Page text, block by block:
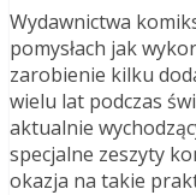
Wydawnictwa
pomysłach jak
zarobienie kilku
wielu lat podczas
aktualnie
specjalne zeszyty
okazja na takie